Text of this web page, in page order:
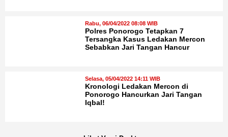
Rabu, 06/04/2022 08:08 WIB
Polres Ponorogo Tetapkan 7
Tersangka Kasus Ledakan Mercon
Sebabkan Jari Tangan Hancur
Selasa, 05/04/2022 14:11 WIB
Kronologi Ledakan Mercon di
Ponorogo Hancurkan Jari Tangan
Iqbal!